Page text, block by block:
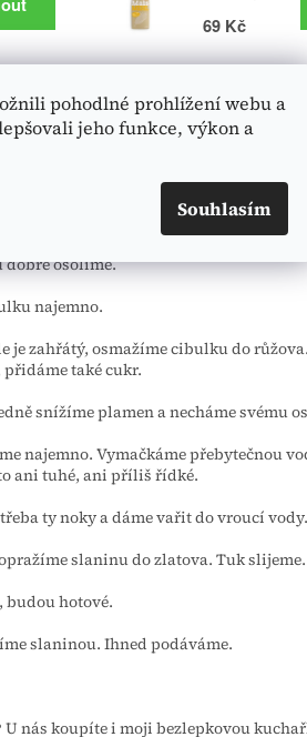
pohodlné prohlížení webu a
jeho funkce, výkon a
Souhlasím
knedlíků:
dobře osolíme.
najemno.
je zahřátý, osmažíme cibulku do
také cukr.
snížíme plamen a necháme svému
najemno. Vymačkáme přebytečnou
ani tuhé, ani příliš řídké.
ty noky a dáme vařit do vroucí vody.
slaninu do zlatova. Tuk slijeme.
hotové.
slaninou. Ihned podáváme.
nás koupíte i moji bezlepkovou